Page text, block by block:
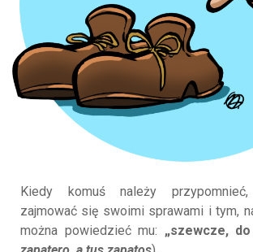
Kiedy komuś należy
zajmować się swoimi sprawami i tym,
można powiedzieć mu: „szewcze,